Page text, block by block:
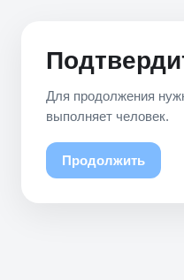
Для продолжения
выполняет человек.
Продолжить